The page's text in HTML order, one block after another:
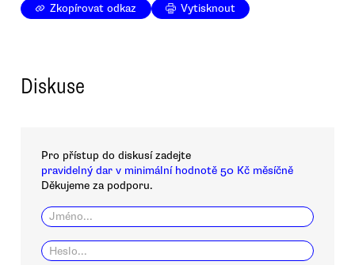
Zkopírovat odkaz Vytisknout
Diskuse
Pro přístup do diskusí zadejte
pravidelný dar v minimální hodnotě 50 Kč měsíčně
Děkujeme za podporu.